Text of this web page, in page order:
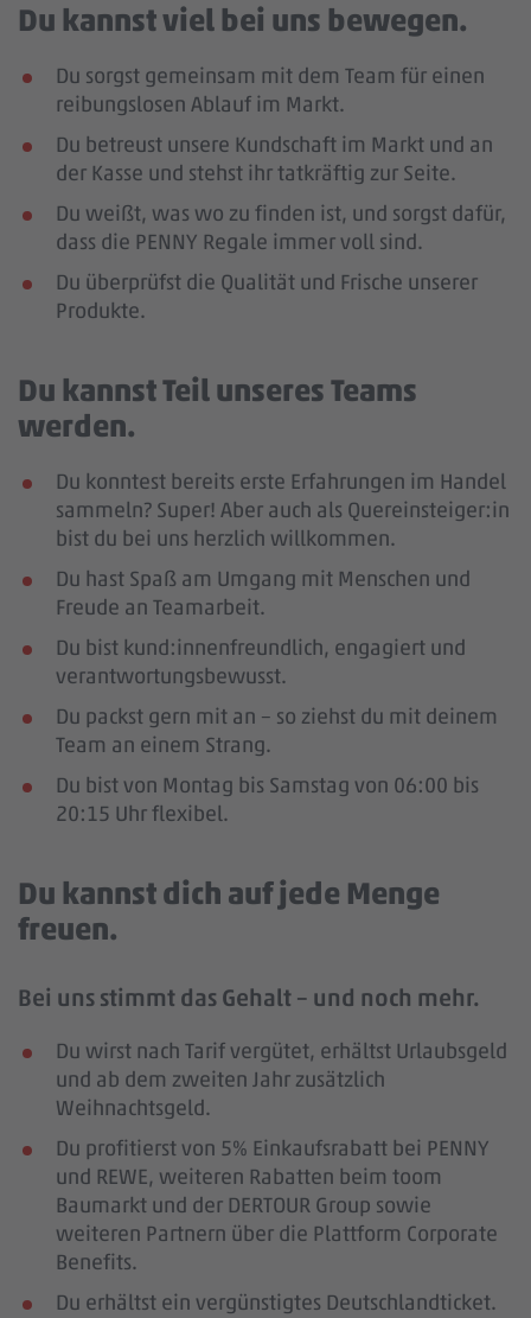
Du kannst viel bei uns bewegen.
Du sorgst gemeinsam mit dem Team für einen
reibungslosen Ablauf im Markt.
Du betreust unsere Kundschaft im Markt und an
der Kasse und stehst ihr tatkräftig zur Seite.
Du weißt, was wo zu finden ist, und sorgst dafür,
dass die PENNY Regale immer voll sind.
Du überprüfst die Qualität und Frische unserer
Produkte.
Du kannst Teil unseres Teams
werden.
Du konntest bereits erste Erfahrungen im Handel
sammeln? Super! Aber auch als Quereinsteiger:in
bist du bei uns herzlich willkommen.
Du hast Spaß am Umgang mit Menschen und
Freude an Teamarbeit.
Du bist kund:innenfreundlich, engagiert und
verantwortungsbewusst.
Du packst gern mit an – so ziehst du mit deinem
Team an einem Strang.
Du bist von Montag bis Samstag von 06:00 bis
20:15 Uhr flexibel.
Du kannst dich auf jede Menge
freuen.
Bei uns stimmt das Gehalt – und noch mehr.
Du wirst nach Tarif vergütet, erhältst Urlaubsgeld
und ab dem zweiten Jahr zusätzlich
Weihnachtsgeld.
Du profitierst von 5% Einkaufsrabatt bei PENNY
und REWE, weiteren Rabatten beim toom
Baumarkt und der DERTOUR Group sowie
weiteren Partnern über die Plattform Corporate
Benefits.
Du erhältst ein vergünstigtes Deutschlandticket.